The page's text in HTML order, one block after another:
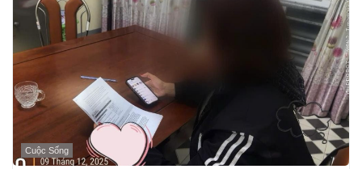
Cuộc Sống